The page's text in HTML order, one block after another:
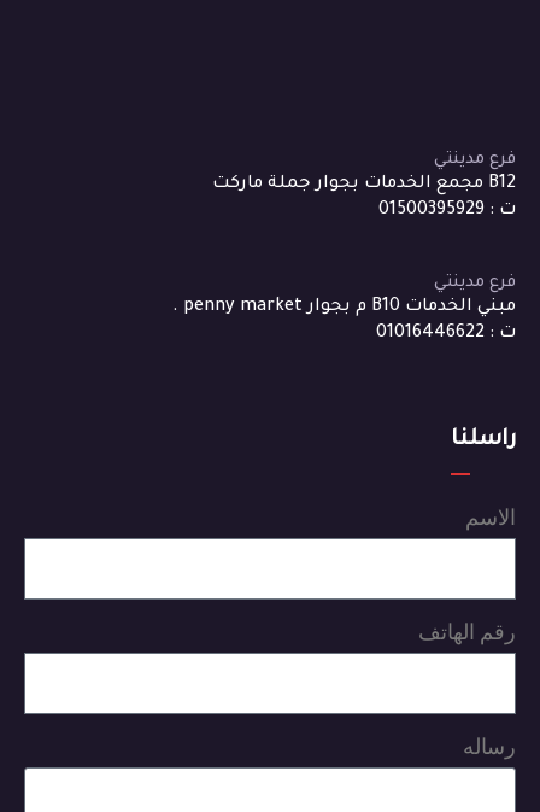
فرع مدينتي
B12 مجمع الخدمات بجوار جملة ماركت
ت : 01500395929
فرع مدينتي
مبني الخدمات B10 م بجوار penny market .
ت : 01016446622
راسلنا
الاسم
رقم الهاتف
رساله